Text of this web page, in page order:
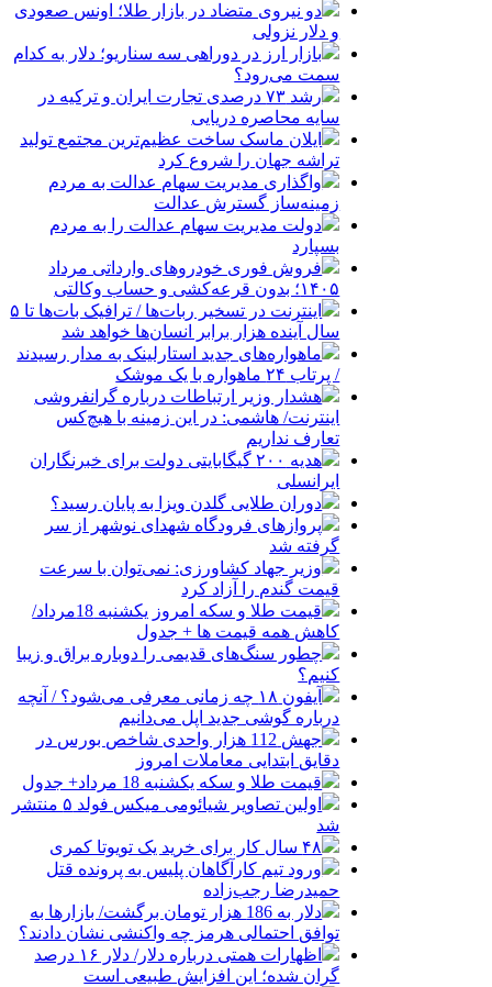
دو نیروی متضاد در بازار طلا؛ اونس صعودی
و دلار نزولی
بازار ارز در دوراهی سه سناریو؛ دلار به کدام
سمت می‌رود؟
رشد ۷۳ درصدی تجارت ایران و ترکیه در
سایه محاصره دریایی
ایلان ماسک ساخت عظیم‌ترین مجتمع تولید
تراشه جهان را شروع کرد
واگذاری مدیریت سهام عدالت به مردم
زمینه‌ساز گسترش عدالت
دولت مدیریت سهام عدالت را به مردم
بسپارد
فروش فوری خودروهای وارداتی مرداد
۱۴۰۵؛ بدون قرعه‌کشی و حساب وکالتی
اینترنت در تسخیر ربات‌ها / ترافیک بات‌ها تا ۵
سال آینده هزار برابر انسان‌ها خواهد شد
ماهواره‌های جدید استارلینک به مدار رسیدند
/ پرتاب ۲۴ ماهواره با یک موشک
هشدار وزیر ارتباطات درباره گرانفروشی
اینترنت/ هاشمی: در این زمینه با هیچ‌کس
تعارف نداریم
هدیه ۲۰۰ گیگابایتی دولت برای خبرنگاران
ایرانسلی
دوران طلایی گلدن ویزا به پایان رسید؟
پروازهای فرودگاه شهدای نوشهر از سر
گرفته شد
وزیر جهاد کشاورزی: نمی‌توان با سرعت
قیمت گندم را آزاد کرد
قیمت طلا و سکه امروز یکشنبه 18مرداد/
کاهش همه قیمت ها + جدول
چطور سنگ‌های قدیمی را دوباره براق و زیبا
کنیم؟
آیفون ۱۸ چه زمانی معرفی می‌شود؟ / آنچه
درباره گوشی جدید اپل می‌دانیم
جهش 112 هزار واحدی شاخص بورس در
دقایق ابتدایی معاملات امروز
قیمت طلا و سکه یکشنبه 18 مرداد+ جدول
اولین تصاویر شیائومی میکس فولد ۵ منتشر
شد
۴۸ سال کار برای خرید یک تویوتا کمری
ورود تیم کارآگاهان پلیس به پرونده قتل
حمیدرضا رجب‌زاده
دلار به 186 هزار تومان برگشت/ بازارها به
توافق احتمالی هرمز چه واکنشی نشان دادند؟
اظهارات همتی درباره دلار/ دلار ۱۶ درصد
گران شده؛ این افزایش طبیعی است